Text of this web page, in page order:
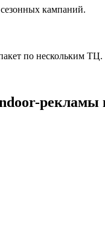
кампаний.
по нескольким ТЦ.
рекламы